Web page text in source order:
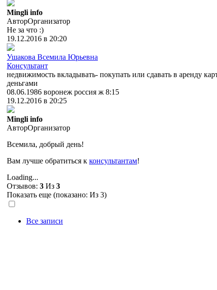
Mingli info
АвторОрганизатор
Не за что :)
19.12.2016 в 20:20
Ушакова Всемила Юрьевна
Консультант
недвижимость вкладывать- покупать или сдавать в аренду
деньгами
08.06.1986 воронеж россия ж 8:15
19.12.2016 в 20:25
Mingli info
АвторОрганизатор
Всемила, добрый день!
Вам лучше обратиться к консультантам!
Loading...
Отзывов: 3 Из 3
Показать еще (показано: Из 3)
Все записи